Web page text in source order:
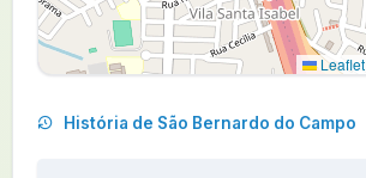
Leaflet
História de São Bernardo do Campo